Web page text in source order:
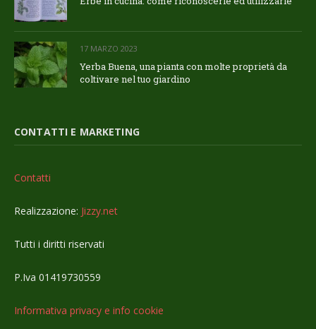
17 MARZO 2023
Yerba Buena, una pianta con molte proprietà da
coltivare nel tuo giardino
CONTATTI E MARKETING
Contatti
Realizzazione: Jizzy.net
Tutti i diritti riservati
P.Iva 01419730559
Informativa privacy e info cookie